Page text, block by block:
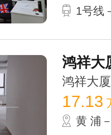
1号线
鸿祥大
鸿祥大
17.13
黄 浦